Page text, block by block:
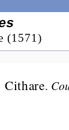
(1571)
Cithare.